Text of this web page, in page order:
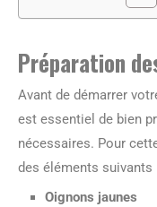
Préparation
Avant de démarrer
est essentiel de bien
nécessaires. Pour
des éléments suivants
Oignons jaunes